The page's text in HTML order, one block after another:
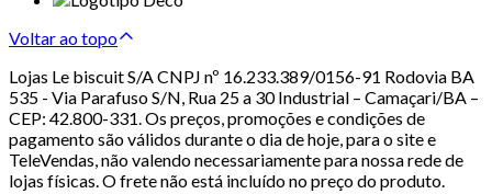
Voltar ao topo
Lojas Le biscuit S/A CNPJ nº 16.233.389/0156-91 Rodovia BA
535 - Via Parafuso S/N, Rua 25 a 30 Industrial – Camaçari/BA –
CEP: 42.800-331. Os preços, promoções e condições de
pagamento são válidos durante o dia de hoje, para o site e
TeleVendas, não valendo necessariamente para nossa rede de
lojas físicas. O frete não está incluído no preço do produto.